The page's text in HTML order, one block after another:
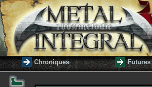
Chroniques Futures